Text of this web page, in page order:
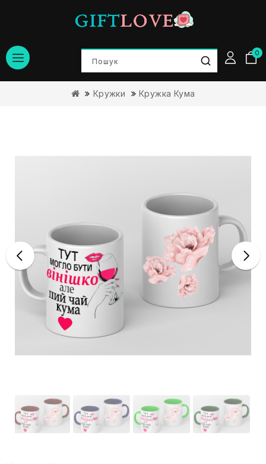
0
Кружки Кружка Кума